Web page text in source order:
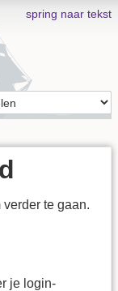
spring naar tekst
te gaan.
je login-